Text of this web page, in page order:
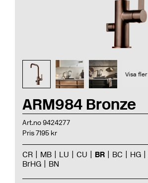
ARM984 Bronze
Art.no 9424277
Pris 7195 kr
CR MB LU CU BR BC HG
BrHG
BN
Visa fler